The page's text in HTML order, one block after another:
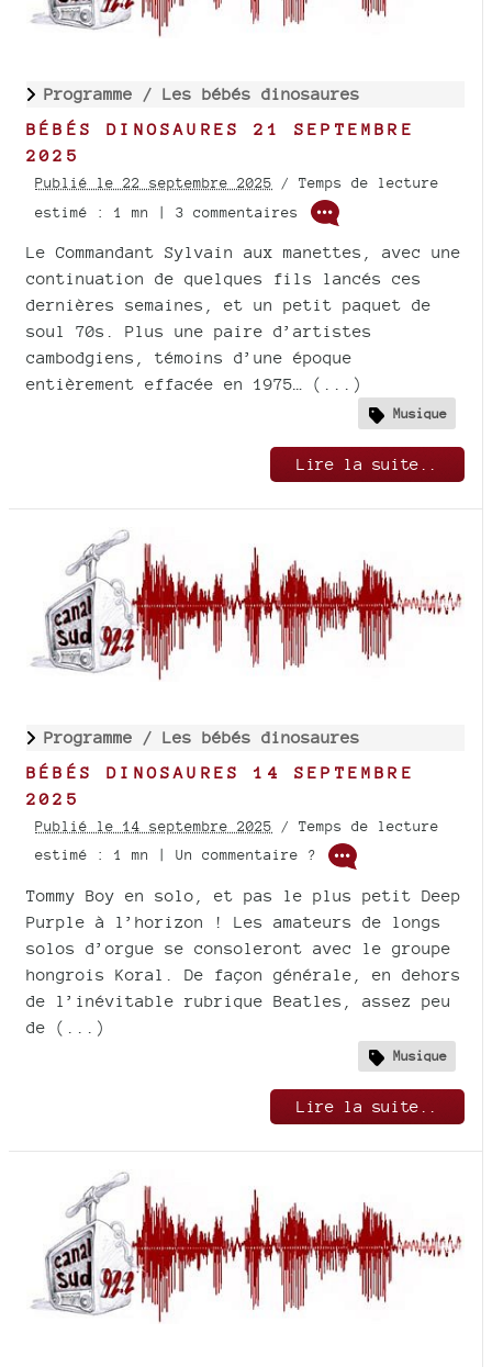
Programme / Les bébés dinosaures
BÉBÉS DINOSAURES 21 SEPTEMBRE
2025
Publié le 22 septembre 2025 / Temps de lecture
estimé : 1 mn | 3 commentaires
Le Commandant Sylvain aux manettes, avec une
continuation de quelques fils lancés ces
dernières semaines, et un petit paquet de
soul 70s. Plus une paire d’artistes
cambodgiens, témoins d’une époque
entièrement effacée en 1975… (...)
Musique
Lire la suite..
Programme / Les bébés dinosaures
BÉBÉS DINOSAURES 14 SEPTEMBRE
2025
Publié le 14 septembre 2025 / Temps de lecture
estimé : 1 mn | Un commentaire ?
Tommy Boy en solo, et pas le plus petit Deep
Purple à l’horizon ! Les amateurs de longs
solos d’orgue se consoleront avec le groupe
hongrois Koral. De façon générale, en dehors
de l’inévitable rubrique Beatles, assez peu
de (...)
Musique
Lire la suite..